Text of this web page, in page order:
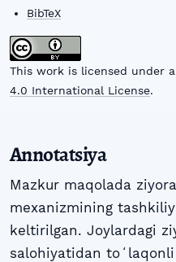
BibTeX
This work is licensed under a
4.0 International License.
Annotatsiya
Mazkur maqolada
mexanizmining
keltirilgan. Joylardagi
salohiyatidan